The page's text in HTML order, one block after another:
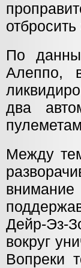
По
Алеппо,
два
Между
Дейр-Эз-
вокруг
Вопреки